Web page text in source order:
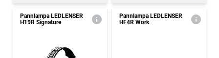
Pannlampa LEDLENSER
H19R Signature
Pannlampa LEDLENSER
HF4R Work